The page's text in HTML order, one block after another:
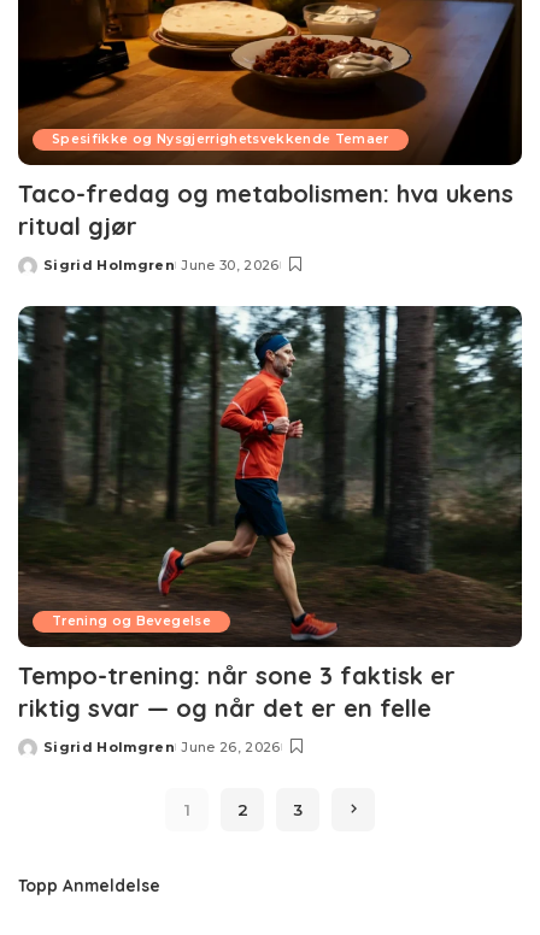
Spesifikke og Nysgjerrighetsvekkende Temaer
Taco-fredag og metabolismen: hva ukens
ritual gjør
Posted
Sigrid Holmgren June 30, 2026
Trening og Bevegelse
Tempo-trening: når sone 3 faktisk er
riktig svar — og når det er en felle
Posted
Sigrid Holmgren June 26, 2026
1 2 3
Topp Anmeldelse